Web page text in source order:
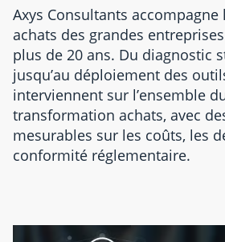
Axys Consultants
achats des grandes
plus de 20 ans. Du diagnostic
jusqu’au déploiement des
interviennent sur l’ensemble
transformation achats, avec
mesurables sur les coûts, les
conformité réglementaire.